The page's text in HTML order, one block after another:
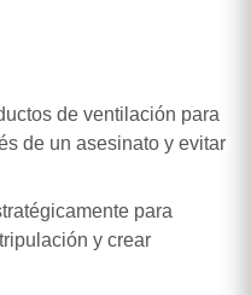
de ventilación para
de un asesinato y evitar
para
y crear